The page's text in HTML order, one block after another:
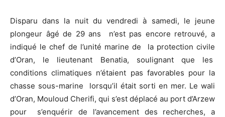
Disparu dans la nuit du vendredi à samedi, le jeune
plongeur âgé de 29 ans n’est pas encore retrouvé, a
indiqué le chef de l’unité marine de la protection civile
d’Oran, le lieutenant Benatia, soulignant que les
conditions climatiques n’étaient pas favorables pour la
chasse sous-marine lorsqu’il était sorti en mer. Le wali
d’Oran, Mouloud Cherifi, qui s’est déplacé au port d’Arzew
pour s’enquérir de l’avancement des recherches, a